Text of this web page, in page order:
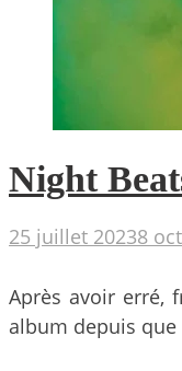
Night
25 juillet 20238
Après avoir erré,
album depuis que